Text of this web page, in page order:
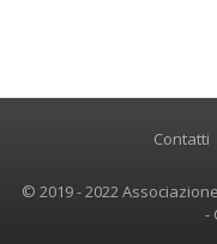
Contatti
© 2019 - 2022
-